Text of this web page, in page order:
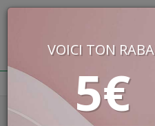
Spiritueux
VOICI TON
5€